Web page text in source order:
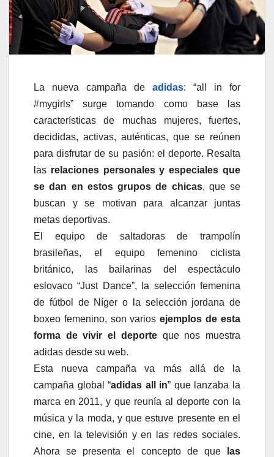
La nueva campaña de adidas: “all in for
#mygirls” surge tomando como base las
características de muchas mujeres, fuertes,
decididas, activas, auténticas, que se reúnen
para disfrutar de su pasión: el deporte. Resalta
las relaciones personales y especiales que
se dan en estos grupos de chicas, que se
buscan y se motivan para alcanzar juntas
metas deportivas.
El equipo de saltadoras de trampolín
brasileñas, el equipo femenino ciclista
británico, las bailarinas del espectáculo
eslovaco “Just Dance”, la selección femenina
de fútbol de Níger o la selección jordana de
boxeo femenino, son variosejemplos de esta
forma de vivir el deporteque nos muestra
adidas desde su web.
Esta nueva campaña va más allá de la
campaña global “adidas all in” que lanzaba la
marca en 2011, y que reunía al deporte con la
música y la moda, y que estuve presente en el
cine, en la televisión y en las redes sociales.
Ahora se presenta el concepto de quelas